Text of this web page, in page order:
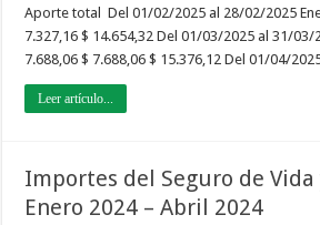
Aporte total Del 01/02/2025 al 28/02/2025
7.327,16 $ 14.654,32 Del 01/03/2025 al 31/
7.688,06 $ 7.688,06 $ 15.376,12 Del 01/04/
Leer artículo...
Importes del Seguro de
Enero 2024 – Abril 2024